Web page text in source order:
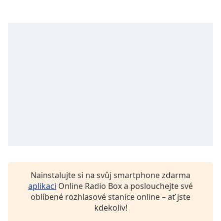
Nainstalujte si na svůj smartphone zdarma
aplikaci Online Radio Box a poslouchejte své
oblíbené rozhlasové stanice online – ať jste
kdekoliv!